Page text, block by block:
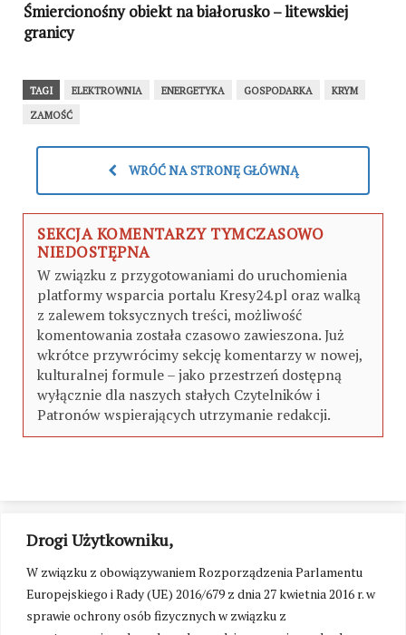
Drogi Użytkowniku,
W związku z obowiązywaniem Rozporządzenia Parlamentu
Europejskiego i Rady (UE) 2016/679 z dnia 27 kwietnia 2016 r. w
sprawie ochrony osób fizycznych w związku z
Śmiercionośny obiekt na białorusko – litewskiej
granicy
TAGI ELEKTROWNIA ENERGETYKA GOSPODARKA
KRYM
ZAMOŚĆ
WRÓĆ NA STRONĘ GŁÓWNĄ
SEKCJA KOMENTARZY TYMCZASOWO
NIEDOSTĘPNA
W związku z przygotowaniami do uruchomienia
platformy wsparcia portalu Kresy24.pl oraz walką
z zalewem toksycznych treści, możliwość
komentowania została czasowo zawieszona. Już
wkrótce przywrócimy sekcję komentarzy w nowej,
kulturalnej formule – jako przestrzeń dostępną
wyłącznie dla naszych stałych Czytelników i
Patronów wspierających utrzymanie redakcji.